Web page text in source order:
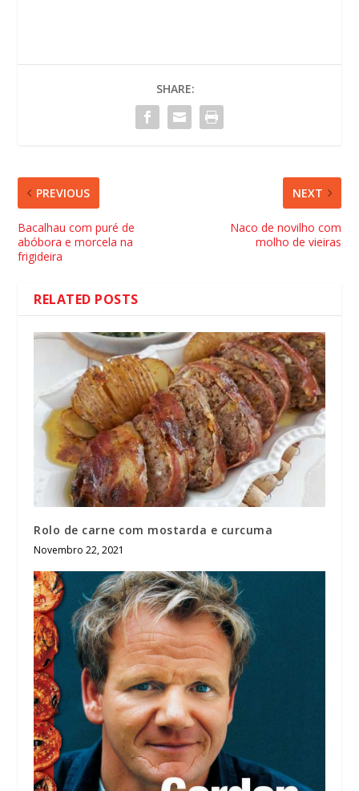
SHARE:
PREVIOUS
Bacalhau com puré de
abóbora e morcela na
frigideira
NEXT
Naco de novilho com
molho de vieiras
RELATED POSTS
Rolo de carne com mostarda e curcuma
Novembro 22, 2021